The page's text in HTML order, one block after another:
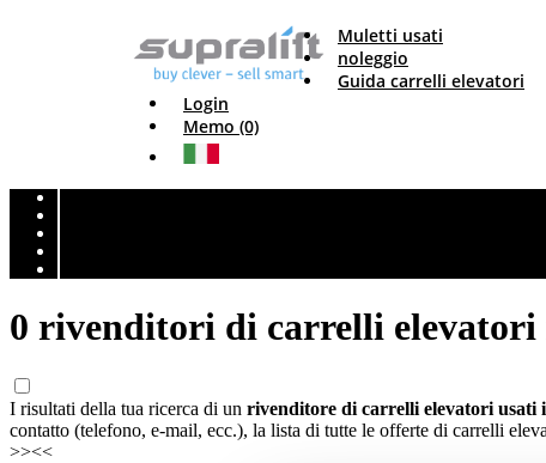
Muletti usati
noleggio
Guida carrelli elevatori
Login
Memo (0)
0 rivenditori di carrelli
I risultati della tua ricerca di un rivenditore di carrelli elevatori usati
contatto (telefono, e-mail, ecc.), la lista di tutte le offerte di carrelli
>><<